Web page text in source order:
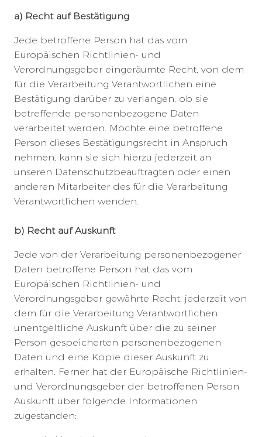
a) Recht auf Bestätigung
Jede betroffene Person hat das vom
Europäischen Richtlinien- und
Verordnungsgeber eingeräumte Recht, von dem
für die Verarbeitung Verantwortlichen eine
Bestätigung darüber zu verlangen, ob sie
betreffende personenbezogene Daten
verarbeitet werden. Möchte eine betroffene
Person dieses Bestätigungsrecht in Anspruch
nehmen, kann sie sich hierzu jederzeit an
unseren Datenschutzbeauftragten oder einen
anderen Mitarbeiter des für die Verarbeitung
Verantwortlichen wenden.
b) Recht auf Auskunft
Jede von der Verarbeitung personenbezogener
Daten betroffene Person hat das vom
Europäischen Richtlinien- und
Verordnungsgeber gewährte Recht, jederzeit von
dem für die Verarbeitung Verantwortlichen
unentgeltliche Auskunft über die zu seiner
Person gespeicherten personenbezogenen
Daten und eine Kopie dieser Auskunft zu
erhalten. Ferner hat der Europäische Richtlinien-
und Verordnungsgeber der betroffenen Person
Auskunft über folgende Informationen
zugestanden: